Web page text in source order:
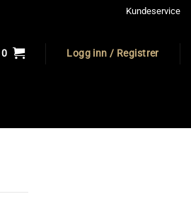
Kundeservice
0 Logg inn / Registrer